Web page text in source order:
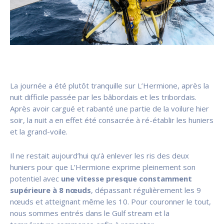
La journée a été plutôt tranquille sur L’Hermione, après la
nuit difficile passée par les bâbordais et les tribordais.
Après avoir cargué et rabanté une partie de la voilure hier
soir, la nuit a en effet été consacrée à ré-établir les huniers
et la grand-voile.
Il ne restait aujourd’hui qu’à enlever les ris des deux
huniers pour que L’Hermione exprime pleinement son
potentiel avec une vitesse presque constamment
supérieure à 8 nœuds, dépassant régulièrement les 9
nœuds et atteignant même les 10. Pour couronner le tout,
nous sommes entrés dans le Gulf stream et la